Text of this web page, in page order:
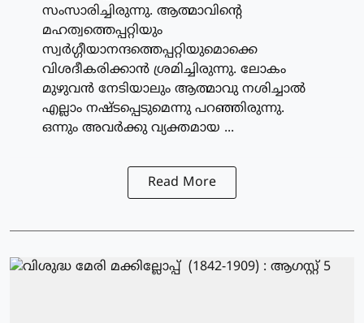
സംസാരിച്ചിരുന്നു. ആത്മാവിന്റെ
മഹത്വത്തെപ്പറ്റിയും
സ്വര്‍ഗ്ഗീയാനന്ദത്തെപ്പറ്റിയുമൊക്കെ
വിശദീകരിക്കാന്‍ ശ്രമിച്ചിരുന്നു. ലോകം
മുഴുവന്‍ നേടിയാലും ആത്മാവു നശിച്ചാല്‍
എല്ലാം നഷ്ടപ്പെടുമെന്നു പറഞ്ഞിരുന്നു.
ഒന്നും അവര്‍ക്കു വ്യക്തമായ ...
Read More